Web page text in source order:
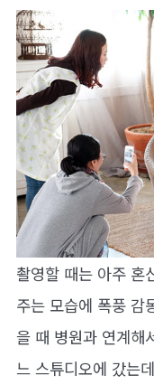
촬영할 때는 아주 혼
주는 모습에 폭풍
을 때 병원과 연계해
느 스튜디오에 갔는